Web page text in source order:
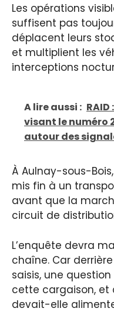
Les opérations
suffisent pas
déplacent leurs
et multiplient les
interceptions
A lire aussi :
visant le numéro
autour des
À Aulnay-sous-
mis fin à un
avant que la
circuit de
L’enquête devra
chaîne. Car
saisis, une
cette cargaison, et
devait-elle